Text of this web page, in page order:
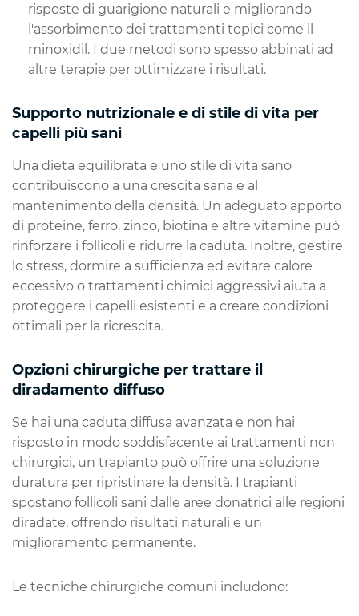
risposte di guarigione naturali e migliorando
l'assorbimento dei trattamenti topici come il
minoxidil. I due metodi sono spesso abbinati ad
altre terapie per ottimizzare i risultati.
Supporto nutrizionale e di stile di vita per
capelli più sani
Una dieta equilibrata e uno stile di vita sano
contribuiscono a una crescita sana e al
mantenimento della densità. Un adeguato apporto
di proteine, ferro, zinco, biotina e altre vitamine può
rinforzare i follicoli e ridurre la caduta. Inoltre, gestire
lo stress, dormire a sufficienza ed evitare calore
eccessivo o trattamenti chimici aggressivi aiuta a
proteggere i capelli esistenti e a creare condizioni
ottimali per la ricrescita.
Opzioni chirurgiche per trattare il
diradamento diffuso
Se hai una caduta diffusa avanzata e non hai
risposto in modo soddisfacente ai trattamenti non
chirurgici, un trapianto può offrire una soluzione
duratura per ripristinare la densità. I trapianti
spostano follicoli sani dalle aree donatrici alle regioni
diradate, offrendo risultati naturali e un
miglioramento permanente.
Le tecniche chirurgiche comuni includono: